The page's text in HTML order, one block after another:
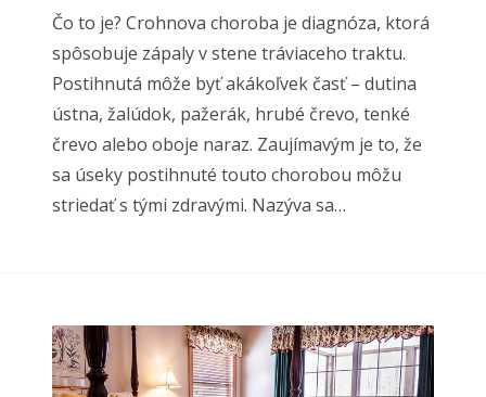
Čo to je? Crohnova choroba je diagnóza, ktorá
spôsobuje zápaly v stene tráviaceho traktu.
Postihnutá môže byť akákoľvek časť – dutina
ústna, žalúdok, pažerák, hrubé črevo, tenké
črevo alebo oboje naraz. Zaujímavým je to, že
sa úseky postihnuté touto chorobou môžu
striedať s tými zdravými. Nazýva sa…